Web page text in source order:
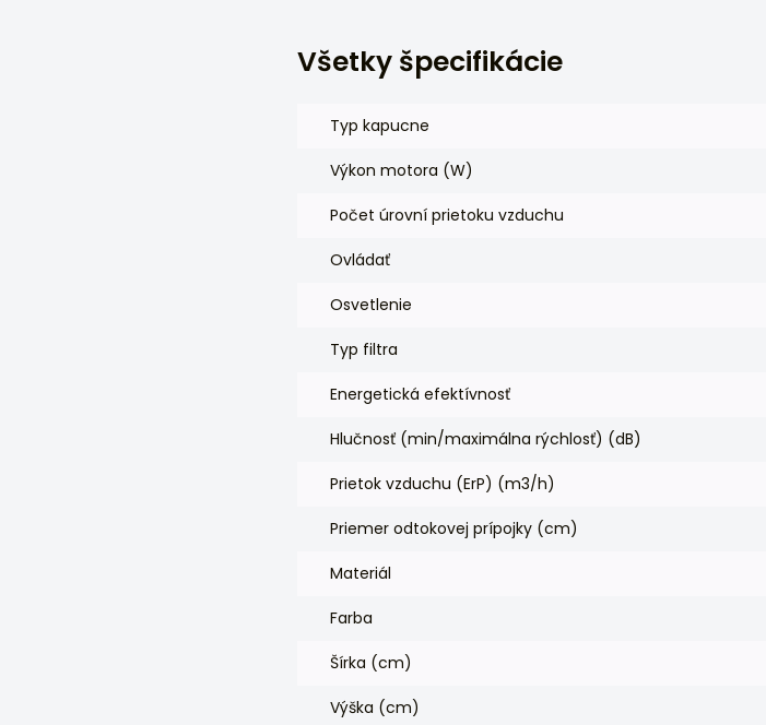
Všetky špecifikácie
Typ kapucne
Výkon motora (W)
Počet úrovní prietoku vzduchu
Ovládať
Osvetlenie
Typ filtra
Energetická efektívnosť
Hlučnosť (min/maximálna rýchlosť) (dB)
Prietok vzduchu (ErP) (m3/h)
Priemer odtokovej prípojky (cm)
Materiál
Farba
Šírka (cm)
Výška (cm)